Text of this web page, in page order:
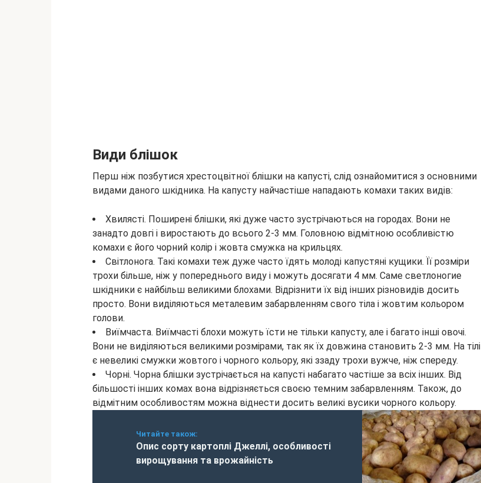
Види блішок
Перш ніж позбутися хрестоцвітної блішки на капусті, слід ознайомитися з основними
видами даного шкідника. На капусту найчастіше нападають комахи таких видів:
Хвилясті. Поширені блішки, які дуже часто зустрічаються на городах. Вони не
занадто довгі і виростають до всього 2-3 мм. Головною відмітною особливістю
комахи є його чорний колір і жовта смужка на крильцях.
Світлонога. Такі комахи теж дуже часто їдять молоді капустяні кущики. Її розміри
трохи більше, ніж у попереднього виду і можуть досягати 4 мм. Саме светлоногие
шкідники є найбільш великими блохами. Відрізнити їх від інших різновидів досить
просто. Вони виділяються металевим забарвленням свого тіла і жовтим кольором
голови.
Виїмчаста. Виїмчасті блохи можуть їсти не тільки капусту, але і багато інші овочі.
Вони не виділяються великими розмірами, так як їх довжина становить 2-3 мм. На тілі
є невеликі смужки жовтого і чорного кольору, які ззаду трохи вужче, ніж спереду.
Чорні. Чорна блішки зустрічається на капусті набагато частіше за всіх інших. Від
більшості інших комах вона відрізняється своєю темним забарвленням. Також, до
відмітним особливостям можна віднести досить великі вусики чорного кольору.
Читайте також:
Опис сорту картоплі Джеллі, особливості
вирощування та врожайність